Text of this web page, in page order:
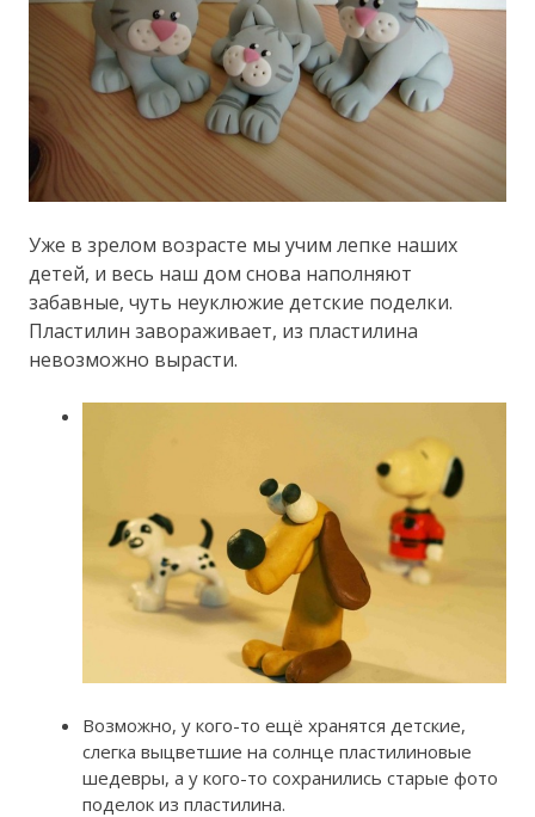
Уже в зрелом возрасте мы учим лепке наших
детей, и весь наш дом снова наполняют
забавные, чуть неуклюжие детские поделки.
Пластилин завораживает, из пластилина
невозможно вырасти.
Возможно, у кого-то ещё хранятся детские,
слегка выцветшие на солнце пластилиновые
шедевры, а у кого-то сохранились старые фото
поделок из пластилина.